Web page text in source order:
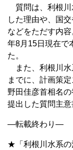
質問は、利根川
した理由や、国
などをただす内
年8月15日現在で
た。
また、利根川水
までに、計画策
野田佳彦首相名
提出した質問主意
—転載終わり—
★「利根川水系の